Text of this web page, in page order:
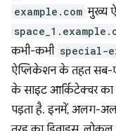
example.com मुख्य
कभी-कभी special-
ऐप्लिकेशन के तहत सब-
के साइट आर्किटेक्चर का
पड़ता है. इनमें, अलग-